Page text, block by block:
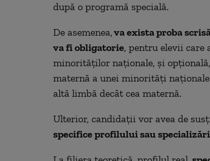
după o programă specială.
De asemenea,va exista proba
va fi obligatorie, pentru elevii
minorităţilor naţionale, şi
maternă a unei minorităţi
altă limbă decât cea maternă.
Ulterior, candidaţii vor avea de
specifice profilului sau